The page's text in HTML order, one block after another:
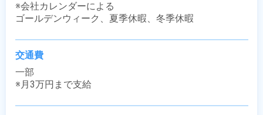
※会社カレンダーによる
ゴールデンウィーク、夏季休暇、冬季休暇
交通費
一部
※月3万円まで支給